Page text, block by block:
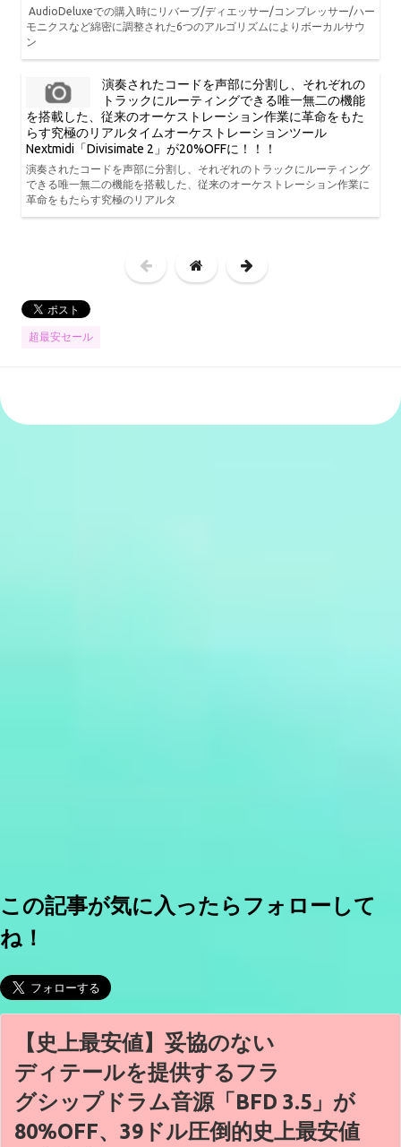
AudioDeluxeでの購入時にリバーブ/ディエッサー/コンプレッサー/ハー
モニクスなど綿密に調整された6つのアルゴリズムによりボーカルサウ
ン
演奏されたコードを声部に分割し、それぞれの
トラックにルーティングできる唯一無二の機能
を搭載した、従来のオーケストレーション作業に革命をもた
らす究極のリアルタイムオーケストレーションツール
Nextmidi「Divisimate 2」が20%OFFに！！！
演奏されたコードを声部に分割し、それぞれのトラックにルーティング
できる唯一無二の機能を搭載した、従来のオーケストレーション作業に
革命をもたらす究極のリアルタ
超最安セール
この記事が気に入ったらフォローして
ね！
【史上最安値】妥協のない
ディテールを提供するフラ
グシップドラム音源「BFD 3.5」が
80%OFF、39ドル圧倒的史上最安値